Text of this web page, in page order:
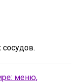
меню,